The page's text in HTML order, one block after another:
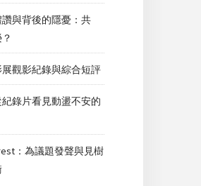
讚與背後的隱憂：共
展觀影紀錄與綜合短評
錄片看見動盪不安的
：為議題發聲與見樹